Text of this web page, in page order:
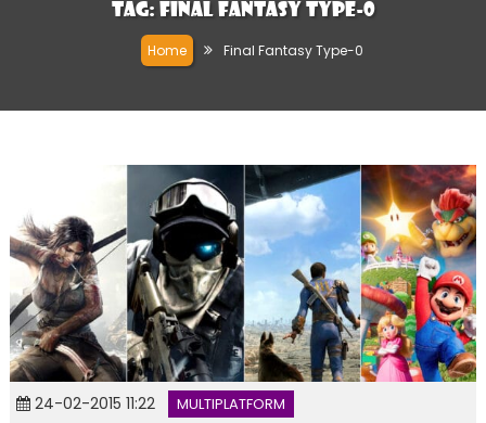
Tag: Final Fantasy Type-0
Home Final Fantasy Type-0
24-02-2015 11:22 MULTIPLATFORM